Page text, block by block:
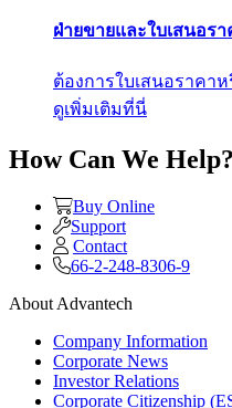
ฝ่ายขายและใบเสนอรา
ต้องการใบเสนอราคา
ดูเพิ่มเติมที่นี่
How Can We Help?
Buy Online
Support
Contact
66-2-248-8306-9
About Advantech
Company Information
Corporate News
Investor Relations
Corporate Citizenship